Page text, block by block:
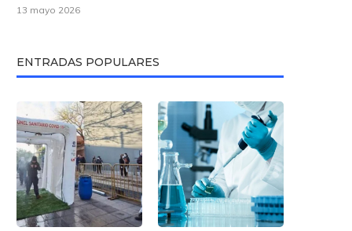
13 mayo 2026
ENTRADAS POPULARES